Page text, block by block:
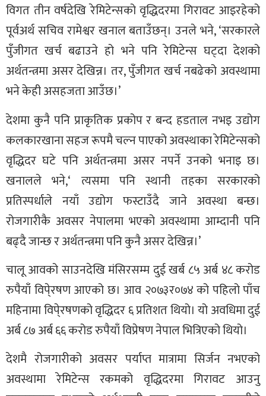
विगत तीन वर्षदेखि रेमिटेन्सको वृद्धिदरमा गिरावट आइरहेको
पूर्वअर्थ सचिव रामेश्वर खनाल बताउँछन्। उनले भने, ‘सरकारले
पुँजीगत खर्च बढाउने हो भने पनि रेमिटेन्स घट्दा देशको
अर्थतन्त्रमा असर देखिन्न। तर, पुँजीगत खर्च नबढेको अवस्थामा
भने केही असहजता आउँछ।’
देशमा कुनै पनि प्राकृतिक प्रकोप र बन्द हडताल नभइ उद्योग
कलकारखाना सहज रूपमै चल्न पाएको अवस्थाका रेमिटेन्सको
वृद्धिदर घटे पनि अर्थतन्त्रमा असर नपर्ने उनको भनाइ छ।
खनालले भने,‘ त्यसमा पनि स्थानी तहका सरकारको
प्रतिस्पर्धाले नयाँ उद्योग फस्टाउँदै जाने अवस्था बन्छ।
रोजगारीकै अवसर नेपालमा भएको अवस्थामा आम्दानी पनि
बढ्दै जान्छ र अर्थतन्त्रमा पनि कुनै असर देखिन्न।’
चालू आवको साउनदेखि मंसिरसम्म दुई खर्ब ८५ अर्ब ४८ करोड
रुपैयाँ विपे्रषण आएको छ। आव २०७३र०७४ को पहिलो पाँच
महिनामा विपे्रषणको वृद्धिदर ६ प्रतिशत थियो। यो अवधिमा दुई
अर्ब ८७ अर्ब ६६ करोड रुपैयाँ विप्रेषण नेपाल भित्रिएको थियो।
देशमै रोजगारीको अवसर पर्याप्त मात्रामा सिर्जन नभएको
अवस्थामा रेमिटेन्स रकमको वृद्धिदरमा गिरावट आउनु